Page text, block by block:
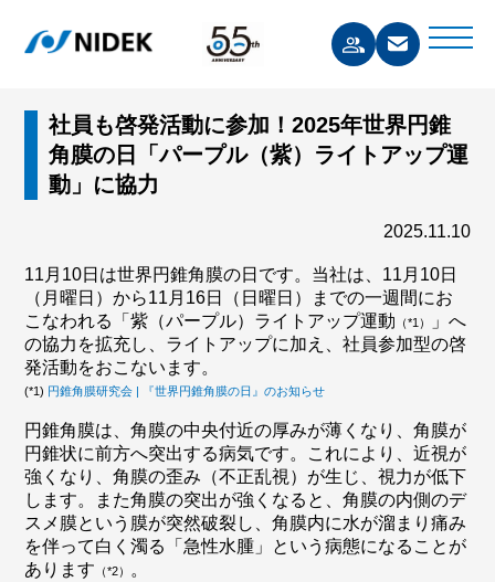
社員も啓発活動に参加！2025年世界円錐
角膜の日「パープル（紫）ライトアップ運
動」に協力
2025.11.10
11月10日は世界円錐角膜の日です。当社は、11月10日
（月曜日）から11月16日（日曜日）までの一週間にお
こなわれる「紫（パープル）ライトアップ運動
（*1）
」へ
の協力を拡充し、ライトアップに加え、社員参加型の啓
発活動をおこないます。
(*1) 円錐角膜研究会 | 『世界円錐角膜の日』のお知らせ
円錐角膜は、角膜の中央付近の厚みが薄くなり、角膜が
円錐状に前方へ突出する病気です。これにより、近視が
強くなり、角膜の歪み（不正乱視）が生じ、視力が低下
します。また角膜の突出が強くなると、角膜の内側のデ
スメ膜という膜が突然破裂し、角膜内に水が溜まり痛み
を伴って白く濁る「急性水腫」という病態になることが
あります
（*2）
。